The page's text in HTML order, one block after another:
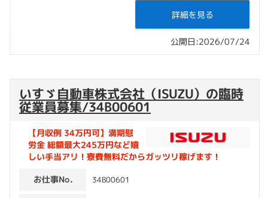
詳細を見る
公開日:2026/07/24
いすゞ自動車株式会社（ISUZU）の臨時
従業員募集/34B00601
【月収例 34万円可】満期慰
労⾦ 総額最大245万円など嬉
しい手当アリ！寮費無料だからガッツリ稼げます！
お仕事No. 34B00601